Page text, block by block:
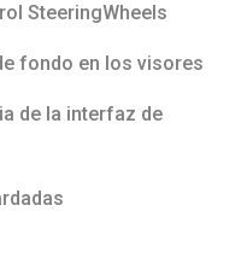
SteeringWheels
fondo en los visores
de la interfaz de